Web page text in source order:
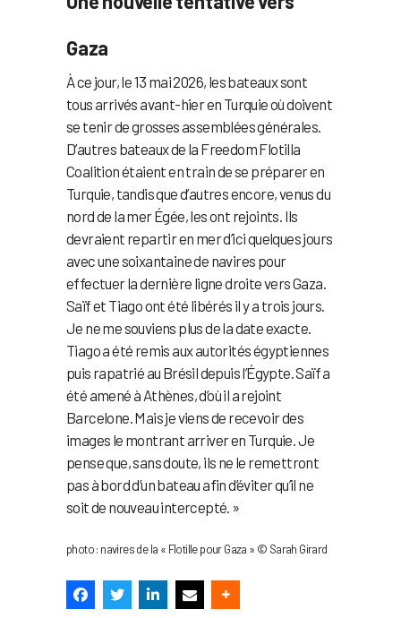
Gaza
À ce jour, le 13 mai 2026, les bateaux sont
tous arrivés avant-hier en Turquie où doivent
se tenir de grosses assemblées générales.
D’autres bateaux de la Freedom Flotilla
Coalition étaient en train de se préparer en
Turquie, tandis que d’autres encore, venus du
nord de la mer Égée, les ont rejoints. Ils
devraient repartir en mer d’ici quelques jours
avec une soixantaine de navires pour
effectuer la dernière ligne droite vers Gaza.
Saïf et Tiago ont été libérés il y a trois jours.
Je ne me souviens plus de la date exacte.
Tiago a été remis aux autorités égyptiennes
puis rapatrié au Brésil depuis l’Égypte. Saïf a
été amené à Athènes, d’où il a rejoint
Barcelone. Mais je viens de recevoir des
images le montrant arriver en Turquie. Je
pense que, sans doute, ils ne le remettront
pas à bord d’un bateau afin d’éviter qu’il ne
soit de nouveau intercepté. »
photo : navires de la « Flotille pour Gaza » © Sarah Girard